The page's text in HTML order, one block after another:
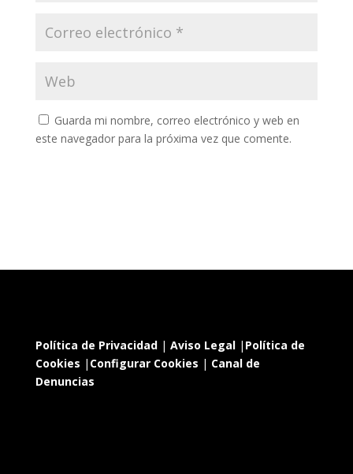
Guarda mi nombre, correo electrónico y web en
este navegador para la próxima vez que comente.
Política de Privacidad| Aviso Legal| Política de
Cookies | Configurar Cookies | Canal de
Denuncias